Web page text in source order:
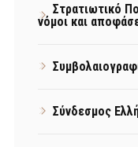
Στρατιωτικό
νόμοι και
Σύνδεσμος